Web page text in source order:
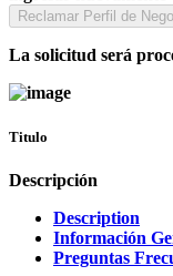
La solicitud será
Titulo
Descripción
Description
Información
Preguntas